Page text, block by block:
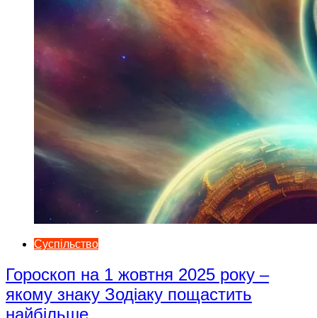
Суспільство
Гороскоп на 1 жовтня 2025 року –
якому знаку Зодіаку пощастить